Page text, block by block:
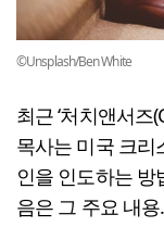
©Unsplash/Ben White
최근 ‘처치앤서즈
목사는 미국 크리
인을 인도하는 방
음은 그 주요 내용.